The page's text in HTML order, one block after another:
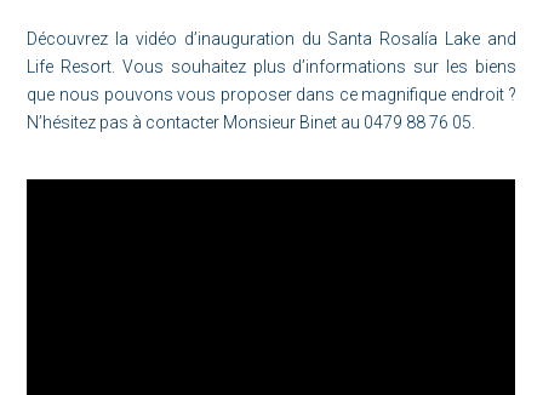
Découvrez la vidéo d’inauguration du Santa Rosalía Lake and
Life Resort. Vous souhaitez plus d’informations sur les biens
que nous pouvons vous proposer dans ce magnifique endroit ?
N’hésitez pas à contacter Monsieur Binet au 0479 88 76 05.